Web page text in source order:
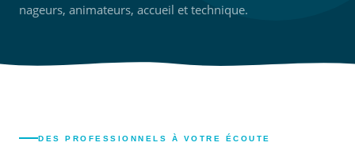
nageurs, animateurs, accueil et technique.
DES PROFESSIONNELS À VOTRE ÉCOUTE